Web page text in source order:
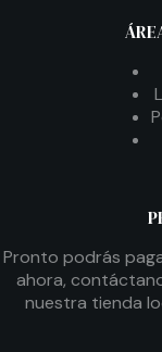
Pronto podrás
ahora,
nuestra tienda